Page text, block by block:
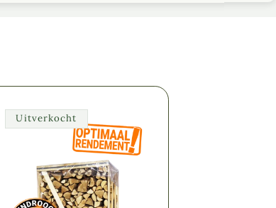
Uitverkocht